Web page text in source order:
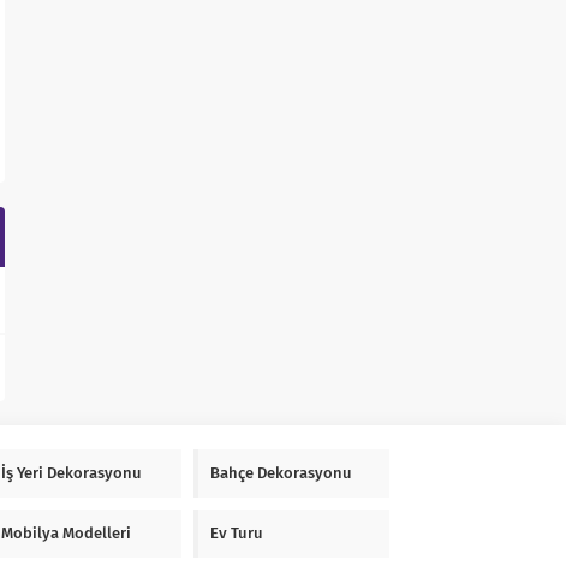
İş Yeri Dekorasyonu Bahçe Dekorasyonu
Mobilya Modelleri Ev Turu